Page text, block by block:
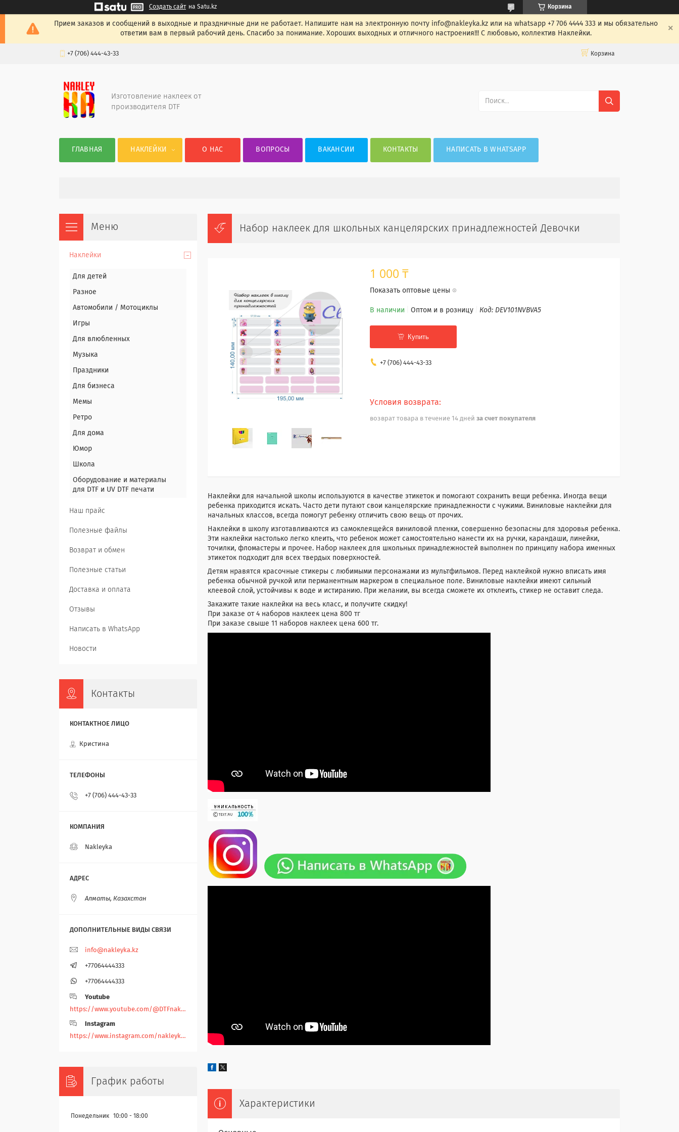
Создать сайт на Satu.kz Корзина
Прием заказов и сообщений в выходные и праздничные дни не работает. Напишите нам на электронную почту info@nakleyka.kz или на whatsapp +7 706 4444 333 и мы обязательно
ответим вам в первый рабочий день. Спасибо за понимание. Хороших выходных и отличного настроения!!! С любовью, коллектив Наклейки.
+7 (706) 444-43-33 Корзина
Изготовление наклеек от
производителя DTF
ГЛАВНАЯ НАКЛЕЙКИ О НАС ВОПРОСЫ ВАКАНСИИ КОНТАКТЫ НАПИСАТЬ В WHATSAPP
Набор наклеек для школьных канцелярских принадлежностей Девочки
1 000 ₸
Показать оптовые цены
В наличии Оптом и в розницу Код: DEV101NVBVA5
Купить
+7 (706) 444-43-33
возврат товара в течение 14 дней за счет покупателя
Наклейки для начальной школы используются в качестве этикеток и помогают сохранить вещи ребенка. Иногда вещи
ребенка приходится искать. Часто дети путают свои канцелярские принадлежности с чужими. Виниловые наклейки для
начальных классов, всегда помогут ребенку отличить свою вещь от прочих.
Наклейки в школу изготавливаются из самоклеящейся виниловой пленки, совершенно безопасны для здоровья ребенка.
Эти наклейки настолько легко клеить, что ребенок может самостоятельно нанести их на ручки, карандаши, линейки,
точилки, фломастеры и прочее. Набор наклеек для школьных принадлежностей выполнен по принципу набора именных
этикеток подходит для всех твердых поверхностей.
Детям нравятся красочные стикеры с любимыми персонажами из мультфильмов. Перед наклейкой нужно вписать имя
ребенка обычной ручкой или перманентным маркером в специальное поле. Виниловые наклейки имеют сильный
клеевой слой, устойчивы к воде и истиранию. При желании, вы всегда сможете их отклеить, стикер не оставит следа.
Закажите такие наклейки на весь класс, и получите скидку!
При заказе от 4 наборов наклеек цена 800 тг
При заказе свыше 11 наборов наклеек цена 600 тг.
Характеристики
Наклейки
Для детей
Разное
Автомобили / Мотоциклы
Игры
Для влюбленных
Музыка
Праздники
Для бизнеса
Мемы
Ретро
Для дома
Юмор
Школа
Оборудование и материалы
для DTF и UV DTF печати
Наш прайс
Полезные файлы
Возврат и обмен
Полезные статьи
Доставка и оплата
Отзывы
Написать в WhatsApp
Новости
Контакты
Кристина
+7 (706) 444-43-33
Nakleyka
Алматы, Казахстан
info@nakleyka.kz
+77064444333
+77064444333
Youtube
https://www.youtube.com/@DTFnakleyka
Instagram
https://www.instagram.com/nakleyka/
График работы
Понедельник 10:00 18:00